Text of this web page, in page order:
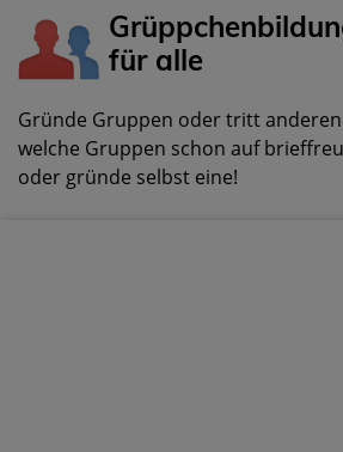
für alle
Gründe Gruppen oder tritt
welche Gruppen schon auf
oder gründe selbst eine!